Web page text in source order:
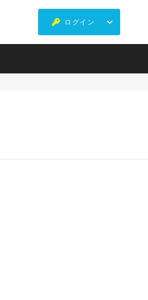
ログイン